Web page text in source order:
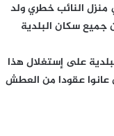
منزل النائب خطري ولد
سكان البلدية
على إستغلال هذا
عانوا عقودا من العطش